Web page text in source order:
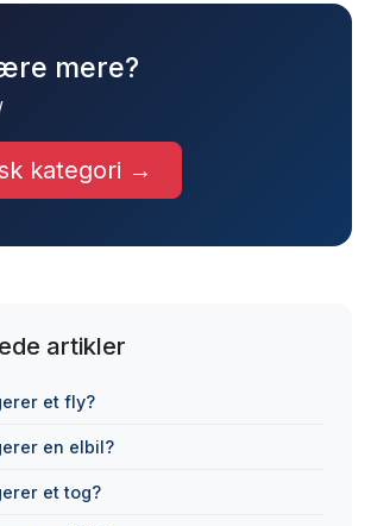
mere?
kategori →
artikler
et fly?
en elbil?
et tog?